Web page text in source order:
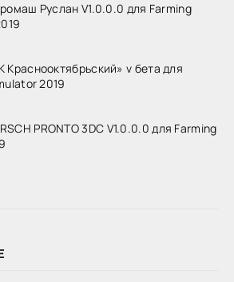
Руслан V1.0.0.0 для Farming
Краснооктябрьский» v бета для
2019
PRONTO 3DC V1.0.0.0 для Farming